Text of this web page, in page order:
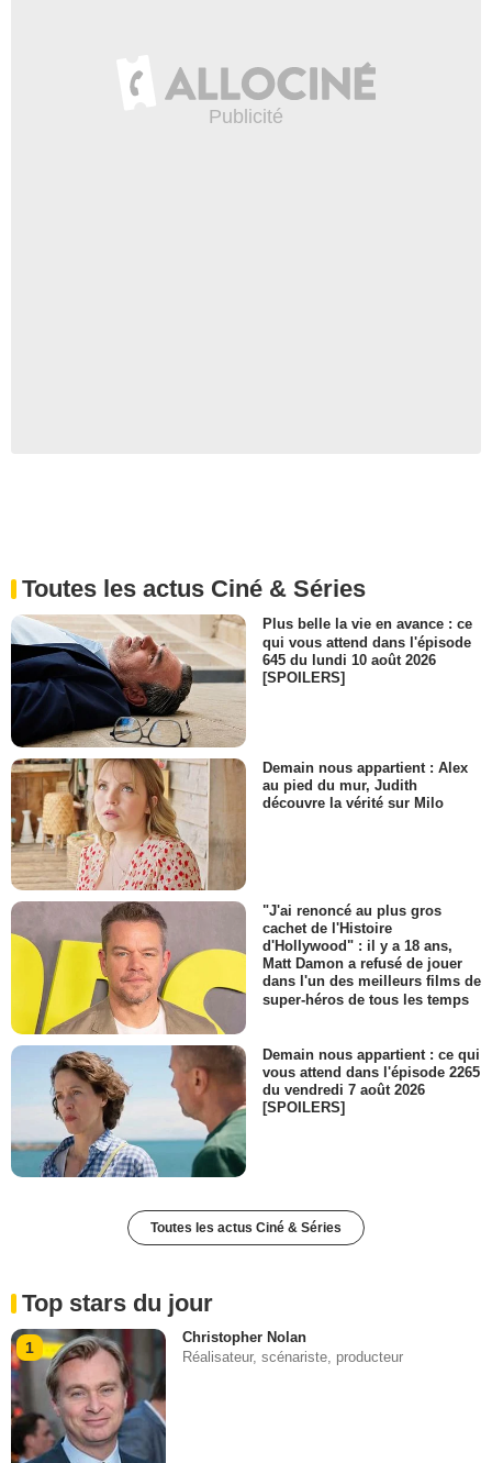
Toutes les actus Ciné & Séries
Plus belle la vie en avance : ce
qui vous attend dans l'épisode
645 du lundi 10 août 2026
[SPOILERS]
Demain nous appartient : Alex
au pied du mur, Judith
découvre la vérité sur Milo
"J'ai renoncé au plus gros
cachet de l'Histoire
d'Hollywood" : il y a 18 ans,
Matt Damon a refusé de jouer
dans l'un des meilleurs films de
super-héros de tous les temps
Demain nous appartient : ce qui
vous attend dans l'épisode 2265
du vendredi 7 août 2026
[SPOILERS]
Toutes les actus Ciné & Séries
Top stars du jour
1
Christopher Nolan
Réalisateur, scénariste, producteur